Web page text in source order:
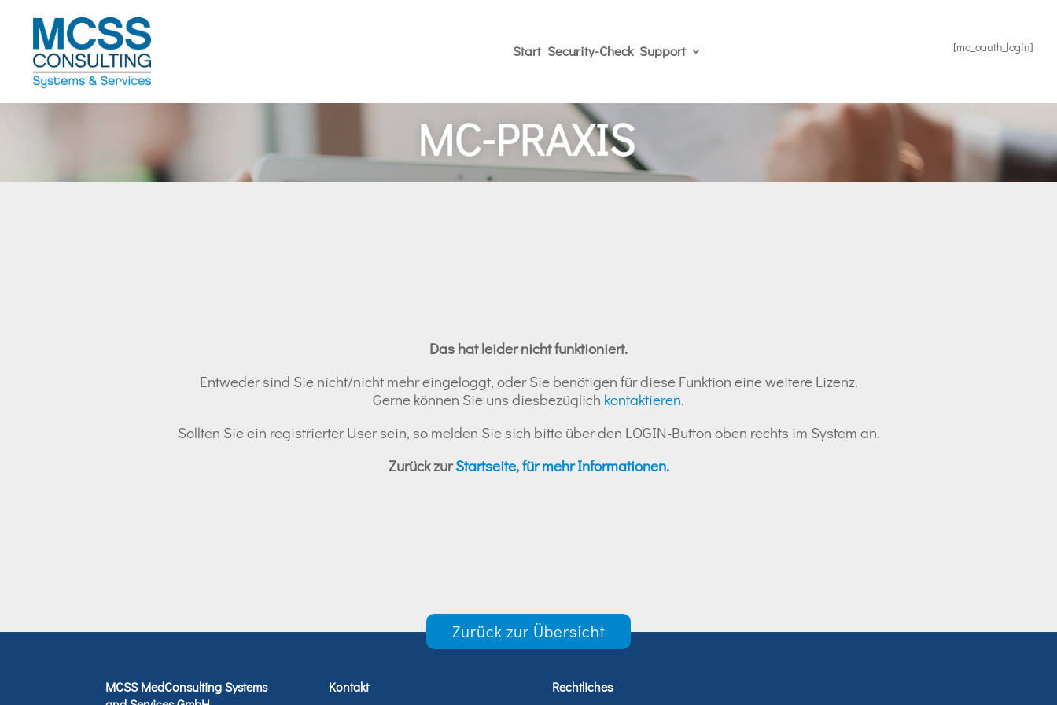
Start Security-Check Support [mo_oauth_login]
Das hat leider nicht funktioniert.
Entweder sind Sie nicht/nicht mehr eingeloggt, oder Sie benötigen für diese Funktion eine weitere Lizenz.
Gerne können Sie uns diesbezüglich kontaktieren.
Sollten Sie ein registrierter User sein, so melden Sie sich bitte über den LOGIN-Button oben rechts im System an.
Zurück zurStartseite, für mehr Informationen.
Zurück zur Übersicht
MCSS MedConsulting Systems
Kontakt
Rechtliches